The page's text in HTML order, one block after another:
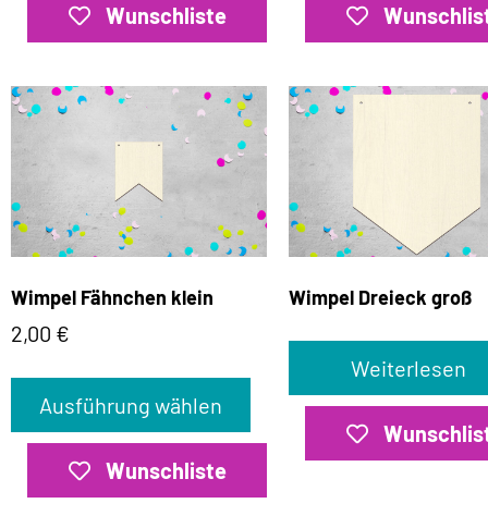
Wunschliste
Wimpel Fähnchen klein
2,00 €
Ausführung wählen
Wunschliste
Wimpel Dreieck groß
Weiterlesen